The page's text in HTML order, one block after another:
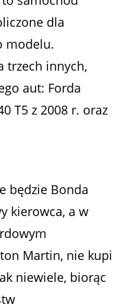
dla
modelu.
trzech innych,
aut: Forda
T5 z 2008 r. oraz
będzie Bonda
kierowca, a w
Martin, nie kupi
niewiele, biorąc